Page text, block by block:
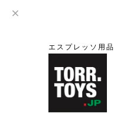
エスプレッソ用品